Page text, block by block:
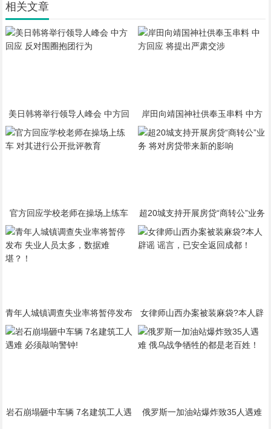
相关文章
美日韩将举行领导人峰会 中方回
岸田向靖国神社供奉玉串料 中方
官方回应学校老师在操场上练车
超20城支持开展房贷“商转公”业务
青年人城镇调查失业率将暂停发布
失业人员太多，数据难堪？！
女律师山西办案被装麻袋?本人辟
岩石崩塌砸中车辆 7名建筑工人遇
俄罗斯一加油站爆炸致35人遇难